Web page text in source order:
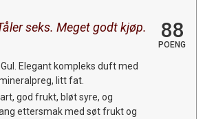
seks. Meget godt kjøp.
88
POENG
Gul. Elegant kompleks duft med
litt fat.
god frukt, bløt syre, og
ettersmak med søt frukt og